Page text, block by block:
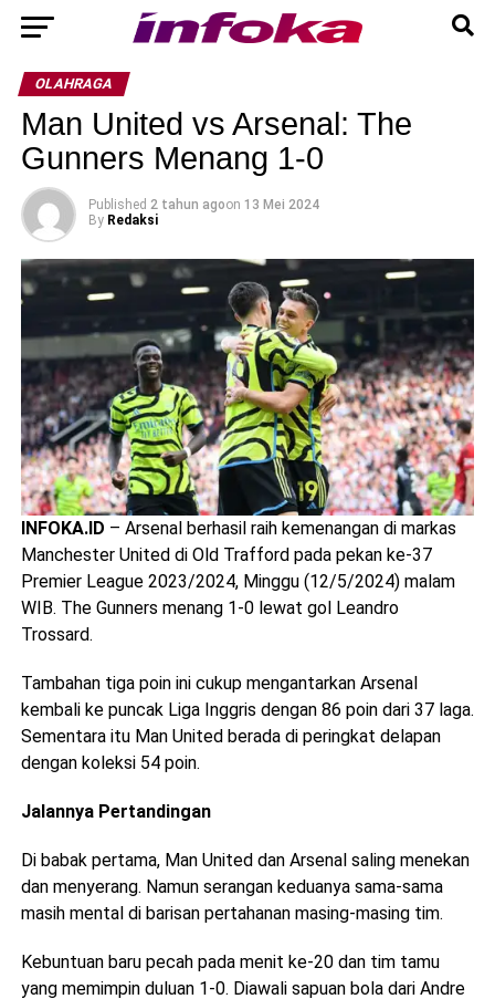
OLAHRAGA
Man United vs Arsenal: The
Gunners Menang 1-0
Published 2 tahun agoon 13 Mei 2024
By Redaksi
INFOKA.ID – Arsenal berhasil raih kemenangan di markas
Manchester United di Old Trafford pada pekan ke-37
Premier League 2023/2024, Minggu (12/5/2024) malam
WIB. The Gunners menang 1-0 lewat gol Leandro
Trossard.
Tambahan tiga poin ini cukup mengantarkan Arsenal
kembali ke puncak Liga Inggris dengan 86 poin dari 37 laga.
Sementara itu Man United berada di peringkat delapan
dengan koleksi 54 poin.
Jalannya Pertandingan
Di babak pertama, Man United dan Arsenal saling menekan
dan menyerang. Namun serangan keduanya sama-sama
masih mental di barisan pertahanan masing-masing tim.
Kebuntuan baru pecah pada menit ke-20 dan tim tamu
yang memimpin duluan 1-0. Diawali sapuan bola dari Andre